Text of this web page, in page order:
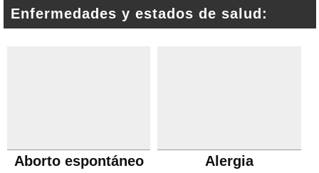
Enfermedades y estados de salud:
Aborto espontáneo Alergia